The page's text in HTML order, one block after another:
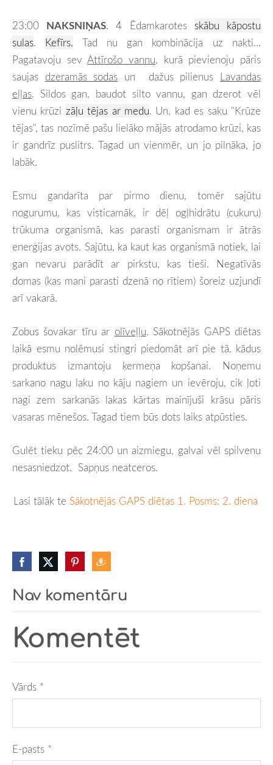
23:00 NAKSNIŅAS. 4 Ēdamkarotes skābu kāpostu
sulas. Kefīrs. Tad nu gan kombinācija uz nakti...
Pagatavoju sevAttīrošo vannu, kurā pievienoju pāris
saujas dzeramās sodas un dažus pilienus Lavandas
eļļas. Sildos gan, baudot silto vannu, gan dzerot vēl
vienu krūzi zāļu tējas ar medu. Un, kad es saku "Krūze
tējas", tas nozīmē pašu lielāko mājās atrodamo krūzi, kas
ir gandrīz puslitrs. Tagad un vienmēr, un jo pilnāka, jo
labāk.
Esmu gandarīta par pirmo dienu, tomēr sajūtu
nogurumu, kas visticamāk, ir dēļ ogļhidrātu (cukuru)
trūkuma organismā, kas parasti organismam ir ātrās
enerģijas avots. Sajūtu, ka kaut kas organismā notiek, lai
gan nevaru parādīt ar pirkstu, kas tieši. Negatīvās
domas (kas mani parasti dzenā no rītiem) šoreiz uzjundī
arī vakarā.
Zobus šovakar tīru ar olīveļļu. Sākotnējās GAPS diētas
laikā esmu nolēmusi stingri piedomāt arī pie tā, kādus
produktus izmantoju ķermeņa kopšanai. Noņemu
sarkano nagu laku no kāju nagiem un ievēroju, cik ļoti
nagi zem sarkanās lakas kārtas mainījuši krāsu pāris
vasaras mēnešos. Tagad tiem būs dots laiks atpūsties.
Gulēt tieku pēc 24:00 un aizmiegu, galvai vēl spilvenu
nesasniedzot. Sapņus neatceros.
Lasi tālāk te Sākotnējās GAPS diētas 1. Posms: 2. diena
Nav komentāru
Komentēt
Vārds *
E-pasts *